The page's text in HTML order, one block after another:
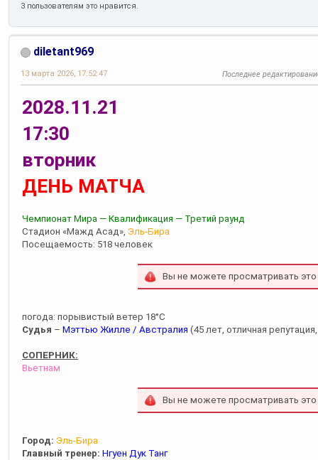
3 пользователям это нравится.
diletant969
13 марта 2026, 17:52:47 Последнее
2028.11.21
17:30
вторник
ДЕНЬ МАТЧА
Чемпионат Мира — Квалификация — Третий раунд
Стадион «Мажд Асад», Эль-Бира
Посещаемость: 518 человек
Вы не можете просматривать
погода: порывистый ветер 18°С
Судья – Мэттью Жилле / Австралия (45 лет, отличная
СОПЕРНИК:
Вьетнам
Вы не можете просматривать
Город: Эль-Бира
Главный тренер: Нгуен Дук Танг